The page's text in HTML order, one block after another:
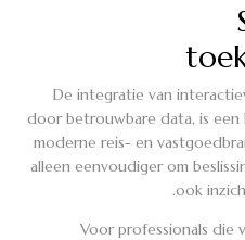
De integratie van
door betrouwbare data, is
moderne reis- en
alleen eenvoudiger om
ook
Voor professionals die